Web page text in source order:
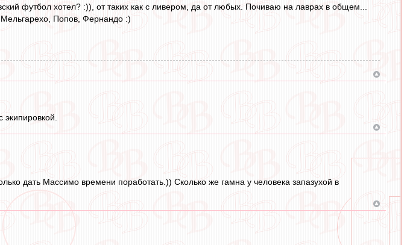
футбол хотел? :)), от таких как с ливером, да от любых. Почиваю на лаврах в общем...
Мельгарехо, Попов, Фернандо :)
дать Массимо времени поработать.)) Сколько же гамна у человека запазухой в